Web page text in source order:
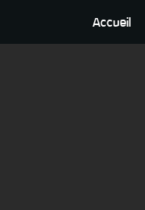
Accueil